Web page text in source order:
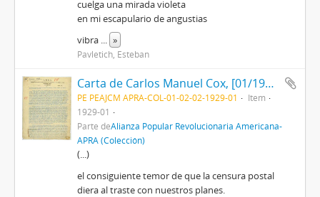
cuelga una mirada violeta
en mi escapulario de angustias
vibra ... »
Pavletich, Esteban
Carta de Carlos Manuel Cox, [01/1929]
PE PEAJCM APRA-COL-01-02-02-1929-01
Item
1929-01
Parte deAlianza Popular Revolucionaria Americana-
APRA (Colección)
(...)
el consiguiente temor de que la censura postal
diera al traste con nuestros planes.